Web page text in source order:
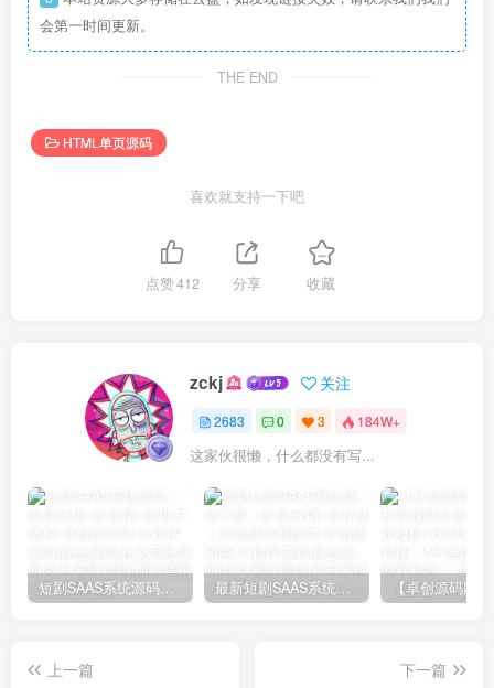
会第一时间更新。
THE END
HTML单页源码
喜欢就支持一下吧
点赞412 分享 收藏
zckj 关注
2683 0 3 184W+
这家伙很懒，什么都没有写...
短剧SAAS系统源码｜多端分销+云存储+多租户架构 最新短剧SAAS系统源码下载｜多端分销+云存储｜卓创源码网提供
上一篇
下一篇